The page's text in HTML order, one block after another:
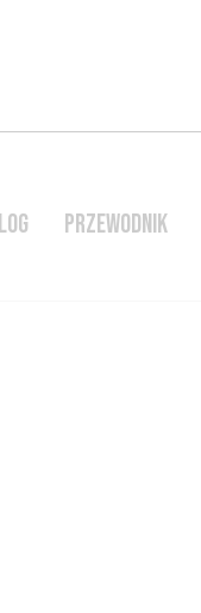
PRZEWODNIK